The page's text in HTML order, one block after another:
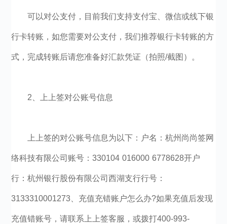
可以对公支付，目前我们支持支付宝、微信或线下银
行卡转账，如您需要对公支付，我们推荐银行卡转账的方
式，完成转账后请您准备好汇款凭证（拍照/截图）。
2、上上签对公账号信息
上上签的对公账号信息为以下：户名：杭州尚尚签网
络科技有限公司账号：330104 016000 6778628开户
行：杭州银行股份有限公司西湖支行行号：
3133310001273、充值充错账户怎么办?如果充值后发现
充值错账号，请联系上上签客服，或拨打400-993-